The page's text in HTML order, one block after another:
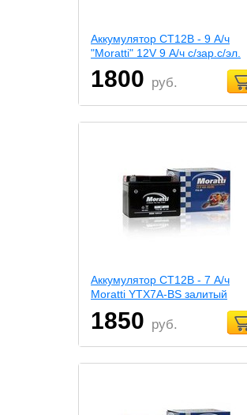
Аккумулятор СТ12В - 9 А/ч
"Moratti" 12V 9 А/ч с/зар.с/эл.
1800 руб.
Аккумулятор СТ12В - 7 А/ч
Moratti YTX7A-BS залитый
1850 руб.